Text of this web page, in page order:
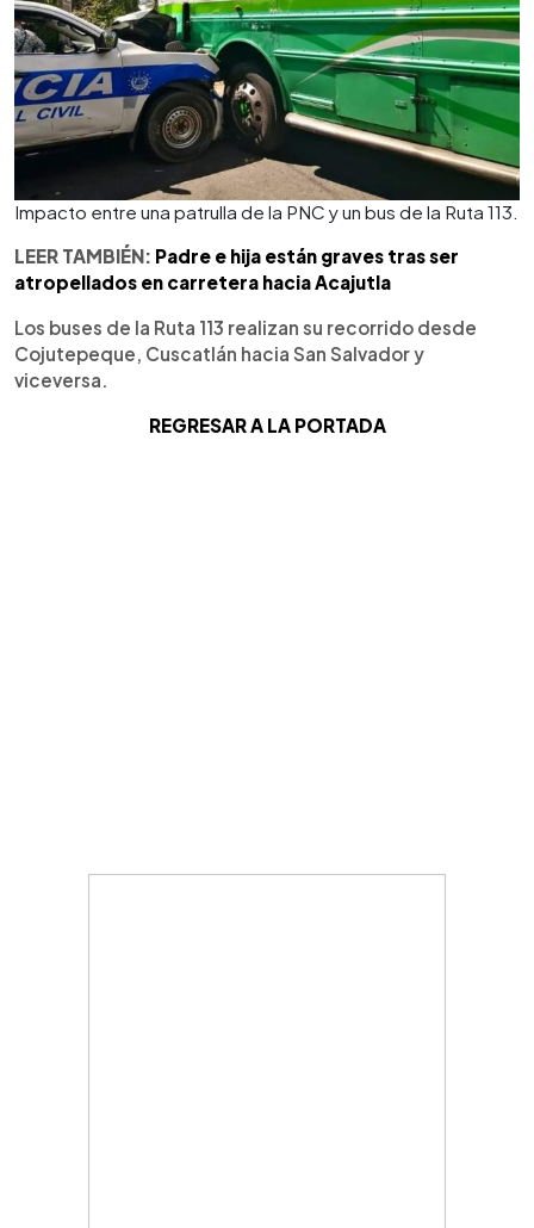
Impacto entre una patrulla de la PNC y un bus de la Ruta 113.
LEER TAMBIÉN: Padre e hija están graves tras ser
atropellados en carretera hacia Acajutla
Los buses de la Ruta 113 realizan su recorrido desde
Cojutepeque, Cuscatlán hacia San Salvador y
viceversa.
REGRESAR A LA PORTADA